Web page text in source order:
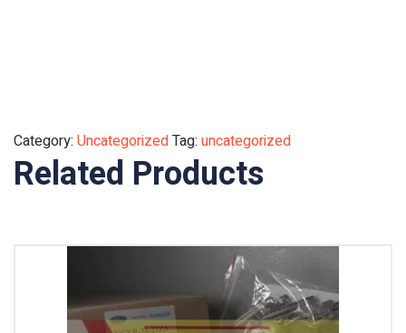
Category: UncategorizedTag: uncategorized
Related Products